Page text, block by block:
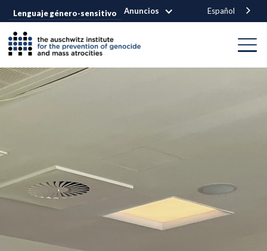
Lenguaje género-sensitivo Anuncios Español